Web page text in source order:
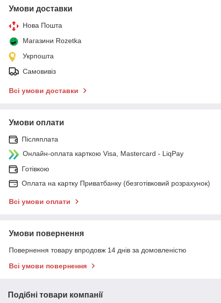
Умови доставки
Нова Пошта
Магазини Rozetka
Укрпошта
Самовивіз
Всі умови доставки
Умови оплати
Післяплата
Онлайн-оплата карткою Visa, Mastercard - LiqPay
Готівкою
Оплата на картку Приватбанку (безготівковий розрахунок)
Всі умови оплати
Умови повернення
Повернення товару впродовж 14 днів за домовленістю
Всі умови повернення
Подібні товари компанії